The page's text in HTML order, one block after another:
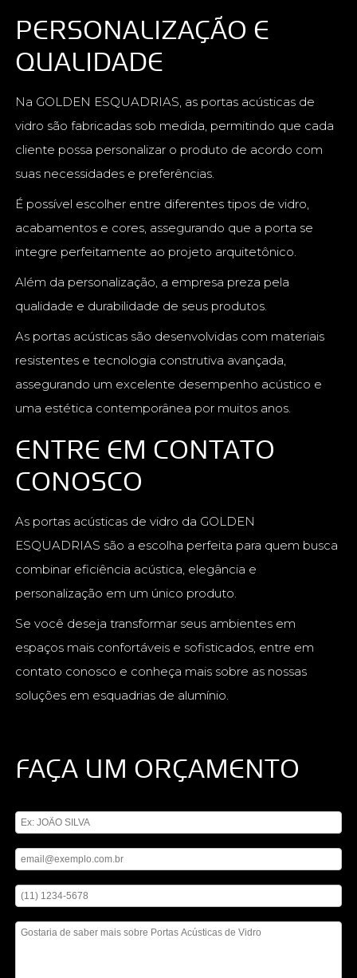
PERSONALIZAÇÃO E
QUALIDADE
Na GOLDEN ESQUADRIAS, as portas acústicas de
vidro são fabricadas sob medida, permitindo que cada
cliente possa personalizar o produto de acordo com
suas necessidades e preferências.
É possível escolher entre diferentes tipos de vidro,
acabamentos e cores, assegurando que a porta se
integre perfeitamente ao projeto arquitetônico.
Além da personalização, a empresa preza pela
qualidade e durabilidade de seus produtos.
As portas acústicas são desenvolvidas com materiais
resistentes e tecnologia construtiva avançada,
assegurando um excelente desempenho acústico e
uma estética contemporânea por muitos anos.
ENTRE EM CONTATO
CONOSCO
As portas acústicas de vidro da GOLDEN
ESQUADRIAS são a escolha perfeita para quem busca
combinar eficiência acústica, elegância e
personalização em um único produto.
Se você deseja transformar seus ambientes em
espaços mais confortáveis e sofisticados, entre em
contato conosco e conheça mais sobre as nossas
soluções em esquadrias de alumínio.
FAÇA UM ORÇAMENTO